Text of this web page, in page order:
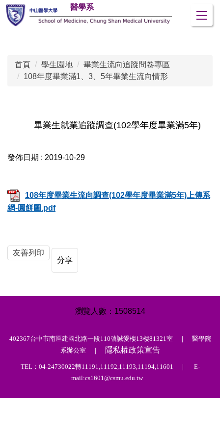
跳
到
醫學系
首頁 學生園地
畢業生流向追蹤問卷專區
108年度畢業滿1、3、5年畢業生流向情形
畢業生就業追蹤調查(102學年度畢業滿5年)
發佈日期 : 2019-10-29
108年度畢業生流向調查(102學年度畢業滿5年)上傳系
網-圓餅圖.pdf
友善列印
分享
1508514
402367台中市南區建國北路一段110號誠愛樓13樓81321室 ｜ 醫學院
系辦公室 ｜
隱私權政策宣告
TEL：04-24730022轉11191,11192,11193,11194,11601 ｜ E-
mail:cs1601@csmu.edu.tw